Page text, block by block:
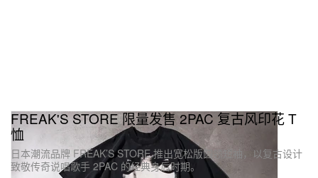
FREAK'S STORE 限量发售 2PAC 复古风印花 T
恤
日本潮流品牌 FREAK’S STORE 推出宽松版圆领短袖，以复古设计
致敬传奇说唱歌手 2PAC 的经典身后时期。